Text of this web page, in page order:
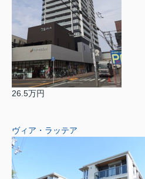
26.5万円
ヴィア・ラッテア